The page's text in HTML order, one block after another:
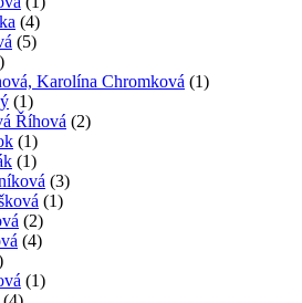
(4)
(5)
Karolína Chromková (1)
(1)
Říhová (2)
(1)
(1)
(3)
(1)
(2)
(4)
(1)